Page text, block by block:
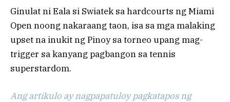
Ginulat ni Eala si Swiatek sa hardcourts ng Miami
Open noong nakaraang taon, isa sa mga malaking
upset na inukit ng Pinoy sa torneo upang mag-
trigger sa kanyang pagbangon sa tennis
superstardom.
Ang artikulo ay nagpapatuloy pagkatapos ng